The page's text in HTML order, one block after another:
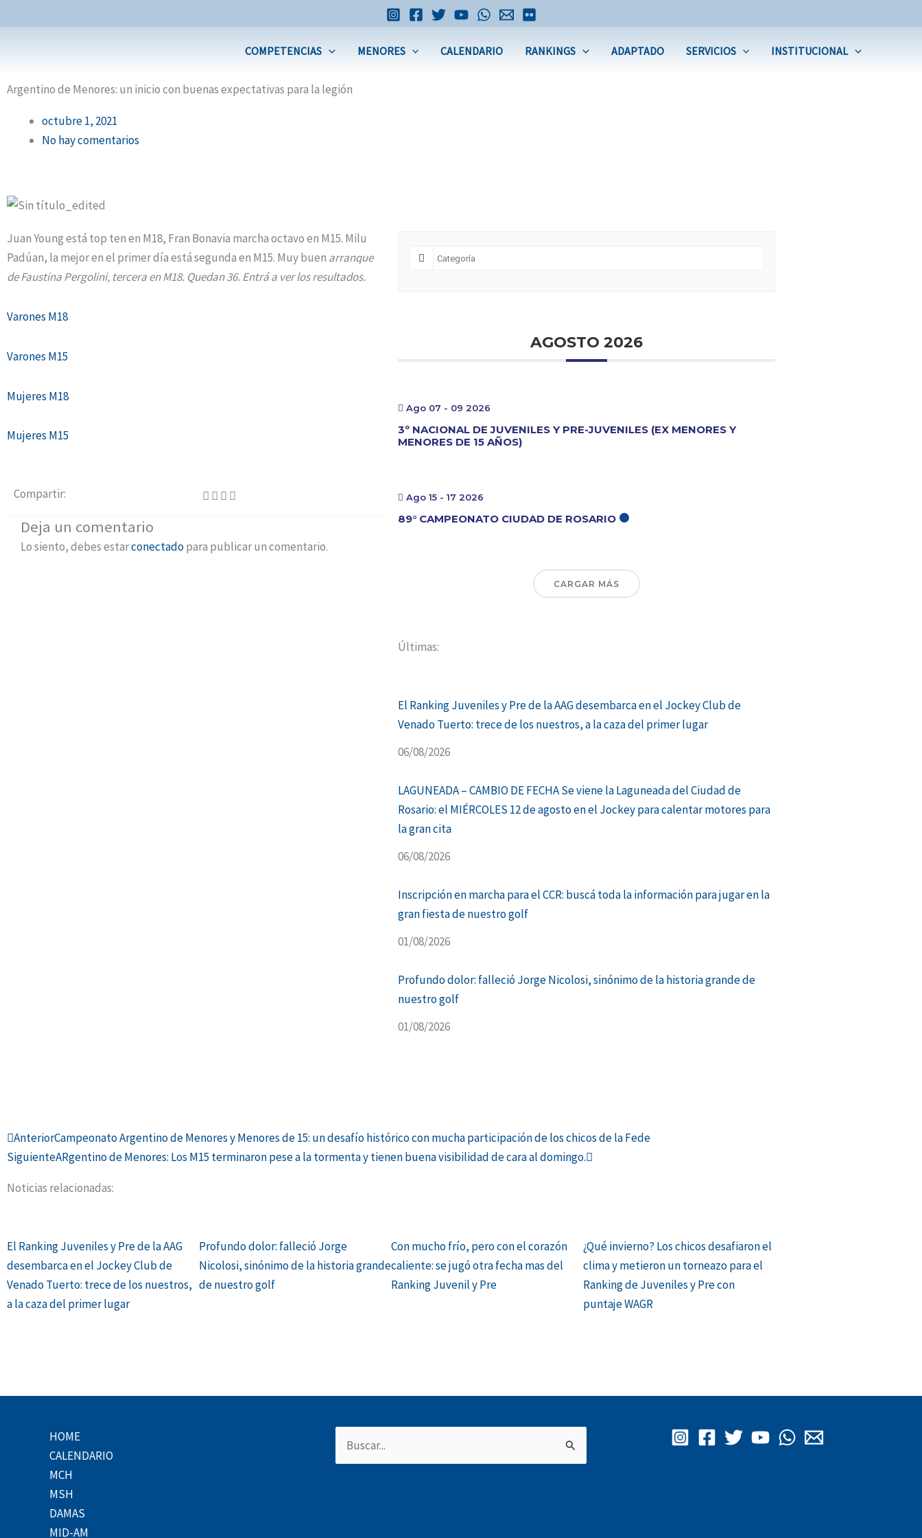
al
COMPETENCIAS MENORES CALENDARIO RANKINGS ADAPTADO SERVICIOS INSTITUCIONAL
Argentino de Menores: un inicio con buenas expectativas para la legión
octubre 1, 2021
No hay comentarios
Juan Young está top ten en M18, Fran Bonavia marcha octavo en M15. Milu
Padúan, la mejor en el primer día está segunda en M15. Muy buen arranque
de Faustina Pergolini, tercera en M18. Quedan 36. Entrá a ver los resultados.
Varones M18
Varones M15
Mujeres M18
Mujeres M15
Compartir:
Deja un comentario
Lo siento, debes estarconectadopara publicar un comentario.
AGOSTO 2026
Ago 07 - 09 2026
3º NACIONAL DE JUVENILES Y PRE-JUVENILES (EX MENORES Y
MENORES DE 15 AÑOS)
Ago 15 - 17 2026
89° CAMPEONATO CIUDAD DE ROSARIO
CARGAR MÁS
Últimas:
El Ranking Juveniles y Pre de la AAG desembarca en el Jockey Club de
Venado Tuerto: trece de los nuestros, a la caza del primer lugar
06/08/2026
LAGUNEADA – CAMBIO DE FECHA Se viene la Laguneada del Ciudad de
Rosario: el MIÉRCOLES 12 de agosto en el Jockey para calentar motores para
la gran cita
06/08/2026
Inscripción en marcha para el CCR: buscá toda la información para jugar en la
gran fiesta de nuestro golf
01/08/2026
Profundo dolor: falleció Jorge Nicolosi, sinónimo de la historia grande de
nuestro golf
01/08/2026
Ant
AnteriorCampeonato Argentino de Menores y Menores de 15: un desafío histórico con mucha participación de los chicos de la Fede
SiguienteARgentino de Menores: Los M15 terminaron pese a la tormenta y tienen buena visibilidad de cara al domingo.
Siguiente
Noticias relacionadas:
El Ranking Juveniles y Pre de la AAG
desembarca en el Jockey Club de
Venado Tuerto: trece de los nuestros,
a la caza del primer lugar
Profundo dolor: falleció Jorge
Nicolosi, sinónimo de la historia grande
de nuestro golf
Con mucho frío, pero con el corazón
caliente: se jugó otra fecha mas del
Ranking Juvenil y Pre
¿Qué invierno? Los chicos desafiaron el
clima y metieron un torneazo para el
Ranking de Juveniles y Pre con
puntaje WAGR
HOME
CALENDARIO
MCH
MSH
DAMAS
MID-AM
Buscar
por: